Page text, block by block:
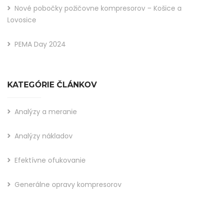
Nové pobočky požičovne kompresorov – Košice a
Lovosice
PEMA Day 2024
KATEGÓRIE ČLÁNKOV
Analýzy a meranie
Analýzy nákladov
Efektívne ofukovanie
Generálne opravy kompresorov